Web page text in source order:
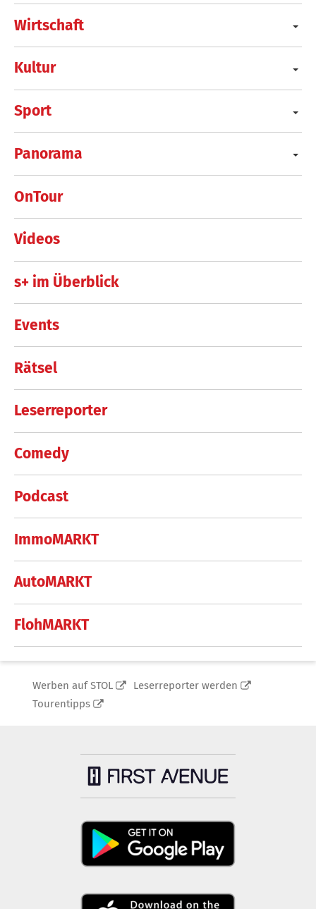
Wirtschaft
Kultur
Sport
Panorama
OnTour
Videos
s+ im Überblick
Events
Rätsel
Leserreporter
Comedy
Podcast
ImmoMARKT
AutoMARKT
FlohMARKT
Werben auf STOL
Leserreporter werden
Tourentipps